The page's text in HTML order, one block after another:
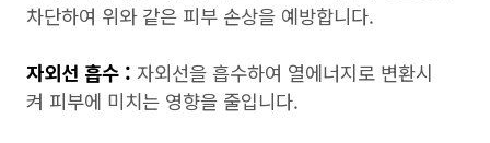
차단하여 위와 같은 피부 손상을 예방합니다.
자외선 흡수 : 자외선을 흡수하여 열에너지로 변환시
켜 피부에 미치는 영향을 줄입니다.